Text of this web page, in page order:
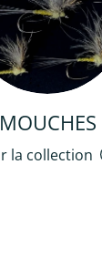
MOUCHES
la collection